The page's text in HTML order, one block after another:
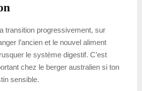
transition progressivement, sur
l’ancien et le nouvel aliment
le système digestif. C’est
chez le berger australien si ton
sensible.